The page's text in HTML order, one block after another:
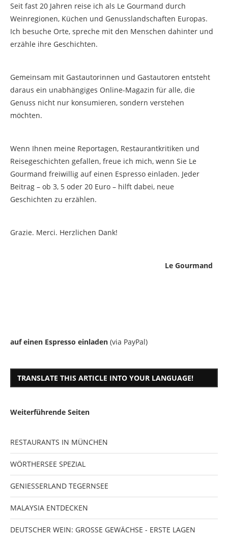
Seit fast 20 Jahren reise ich als Le Gourmand durch
Weinregionen, Küchen und Genusslandschaften Europas.
Ich besuche Orte, spreche mit den Menschen dahinter und
erzähle ihre Geschichten.
Gemeinsam mit Gastautorinnen und Gastautoren entsteht
daraus ein unabhängiges Online-Magazin für alle, die
Genuss nicht nur konsumieren, sondern verstehen
möchten.
Wenn Ihnen meine Reportagen, Restaurantkritiken und
Reisegeschichten gefallen, freue ich mich, wenn Sie Le
Gourmand freiwillig auf einen Espresso einladen. Jeder
Beitrag – ob 3, 5 oder 20 Euro – hilft dabei, neue
Geschichten zu erzählen.
Grazie. Merci. Herzlichen Dank!
Le Gourmand
auf einen Espresso einladen (via PayPal)
TRANSLATE THIS ARTICLE INTO YOUR LANGUAGE!
Weiterführende Seiten
RESTAURANTS IN MÜNCHEN
WÖRTHERSEE SPEZIAL
GENIESSERLAND TEGERNSEE
MALAYSIA ENTDECKEN
DEUTSCHER WEIN: GROSSE GEWÄCHSE - ERSTE LAGEN